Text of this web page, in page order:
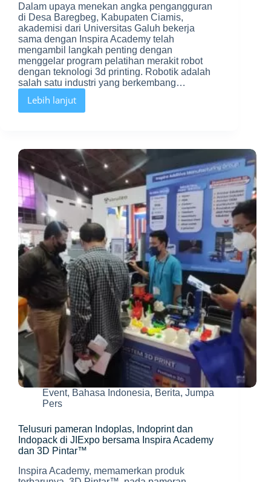
Dalam upaya menekan angka pengangguran
di Desa Baregbeg, Kabupaten Ciamis,
akademisi dari Universitas Galuh bekerja
sama dengan Inspira Academy telah
mengambil langkah penting dengan
menggelar program pelatihan merakit robot
dengan teknologi 3d printing. Robotik adalah
salah satu industri yang berkembang…
Lebih lanjut
Pelatihan
Merakit
printing:
Mendorong
Kemajuan
Teknologi
dan
Pekerjaan
Baru
Event, Bahasa Indonesia, Berita, Jumpa
Pers
Telusuri pameran Indoplas, Indoprint dan
Indopack di JIExpo bersama Inspira Academy
dan 3D Pintar™
Inspira Academy, memamerkan produk